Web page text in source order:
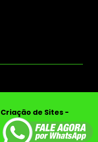
Criação de Sites -